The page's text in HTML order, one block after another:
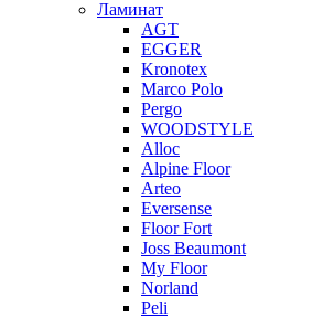
Ламинат
AGT
EGGER
Kronotex
Marco Polo
Pergo
WOODSTYLE
Alloc
Alpine Floor
Arteo
Eversense
Floor Fort
Joss Beaumont
My Floor
Norland
Peli